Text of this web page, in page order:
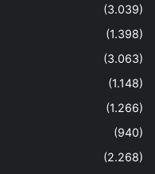
(3.039)
(1.398)
(3.063)
(1.148)
(1.266)
(940)
(2.268)